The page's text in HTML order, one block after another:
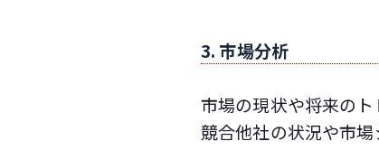
3. 市場分析
市場の現状や将来の
競合他社の状況や市場